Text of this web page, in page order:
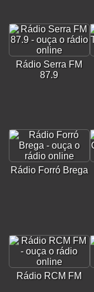
Rádio Serra FM
87.9
Rádio Forró Brega
Rádio RCM FM